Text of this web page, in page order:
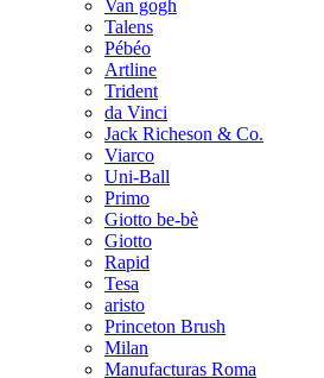
Van gogh
Talens
Pébéo
Artline
Trident
da Vinci
Jack Richeson & Co.
Viarco
Uni-Ball
Primo
Giotto be-bè
Giotto
Rapid
Tesa
aristo
Princeton Brush
Milan
Manufacturas Roma